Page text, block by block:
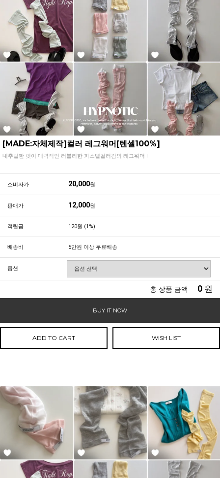
[MADE:자체제작]컬러 레그워머[텐셀100%]
내추럴한 핏이 매력적인 러블리한 파스텔컬러감의 레그워머 !
소비자가 20,000원
판매가 12,000원
적립금 120원 (1%)
배송비 5만원 이상 무료배송
옵션
총 상품 금액 0 원
BUY IT NOW
ADD TO CART WISH LIST